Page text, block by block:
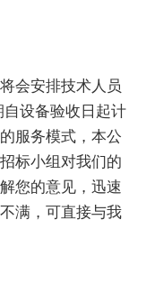
会安排技术人员
设备验收日起计
服务模式，本公
标小组对我们的
您的意见，迅速
满，可直接与我